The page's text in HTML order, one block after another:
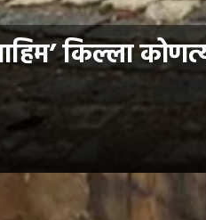
किल्ला